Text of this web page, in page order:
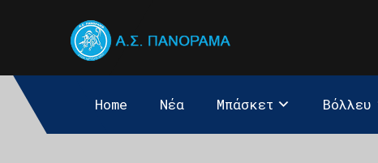
Home Νέα Μπάσκετ Βόλλευ